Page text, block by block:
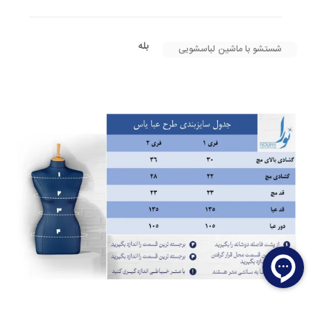
شستشو با ماشین لباسشویی بله